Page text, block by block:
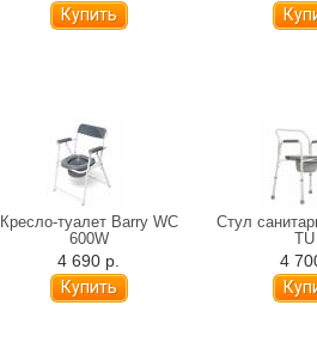
Кресло-туалет Barry WC
600W
4 690 р.
Стул
4